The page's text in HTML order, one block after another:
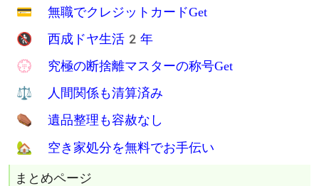
💳 無職でクレジットカードGet
🚷 西成ドヤ生活2年
💮 究極の断捨離マスターの称号Get
⚖ 人間関係も清算済み
⚰ 遺品整理も容赦なし
🏡 空き家処分を無料でお手伝い
まとめページ